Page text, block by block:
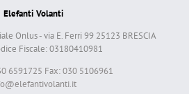
Elefanti Volanti
Onlus - via E. Ferri 99 25123 BRESCIA
Fiscale: 03180410981
6591725 Fax: 030 5106961